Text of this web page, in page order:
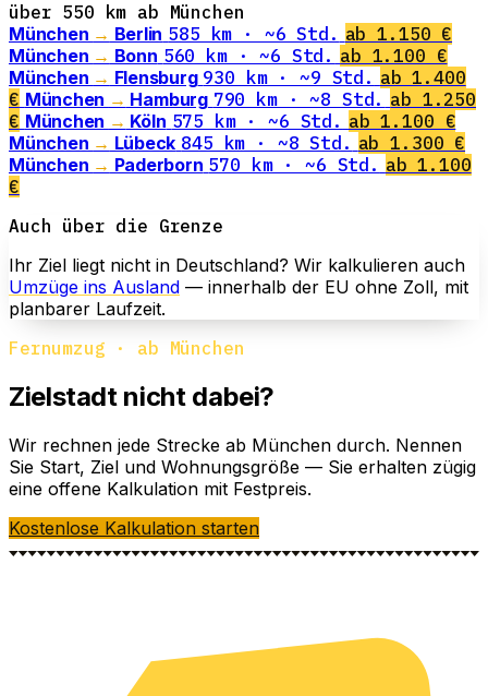
über 550 km ab München
München → Berlin 585 km · ~6 Std. ab 1.150 €
München → Bonn 560 km · ~6 Std. ab 1.100 €
München → Flensburg 930 km · ~9 Std. ab 1.400
€ München → Hamburg 790 km · ~8 Std. ab 1.250
€ München → Köln 575 km · ~6 Std. ab 1.100 €
München → Lübeck 845 km · ~8 Std. ab 1.300 €
München → Paderborn 570 km · ~6 Std. ab 1.100
€
Auch über die Grenze
Ihr Ziel liegt nicht in Deutschland? Wir kalkulieren auch
Umzüge ins Ausland — innerhalb der EU ohne Zoll, mit
planbarer Laufzeit.
Fernumzug · ab München
Zielstadt nicht dabei?
Wir rechnen jede Strecke ab München durch. Nennen
Sie Start, Ziel und Wohnungsgröße — Sie erhalten zügig
eine offene Kalkulation mit Festpreis.
Kostenlose Kalkulation starten